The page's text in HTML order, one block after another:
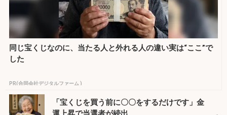
同じ宝くじなのに、当たる人と外れる人の違い実は“ここ”で
した
PR(合同会社デジタルファーム )
「宝くじを買う前に〇〇をするだけです」金